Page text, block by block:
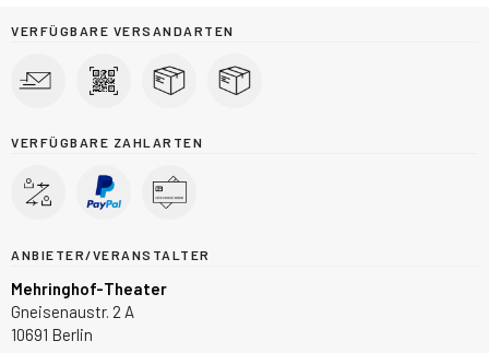
VERFÜGBARE VERSANDARTEN
VERFÜGBARE ZAHLARTEN
ANBIETER/VERANSTALTER
Mehringhof-Theater
Gneisenaustr. 2 A
10691 Berlin